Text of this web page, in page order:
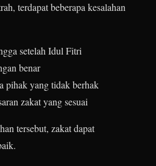
terdapat beberapa kesalahan
setelah Idul Fitri
benar
pihak yang tidak berhak
zakat yang sesuai
tersebut, zakat dapat